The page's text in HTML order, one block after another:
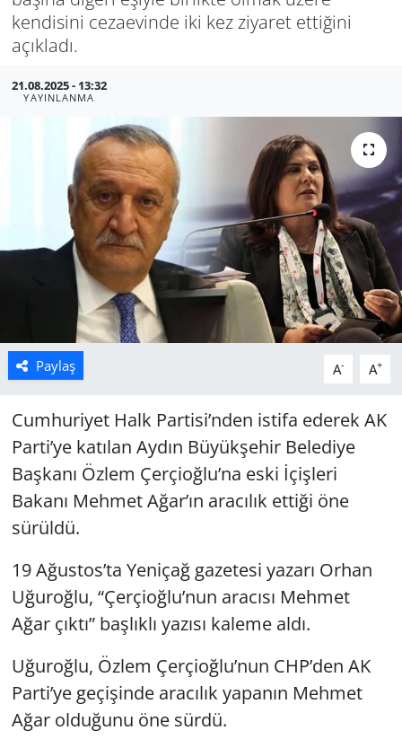
kendisini cezaevinde iki kez ziyaret ettiğini
açıkladı.
21.08.2025 - 13:32
YAYINLANMA
Paylaş A- A+
Cumhuriyet Halk Partisi’nden istifa ederek AK
Parti’ye katılan Aydın Büyükşehir Belediye
Başkanı Özlem Çerçioğlu’na eski İçişleri
Bakanı Mehmet Ağar’ın aracılık ettiği öne
sürüldü.
19 Ağustos’ta Yeniçağ gazetesi yazarı Orhan
Uğuroğlu, “Çerçioğlu’nun aracısı Mehmet
Ağar çıktı” başlıklı yazısı kaleme aldı.
Uğuroğlu, Özlem Çerçioğlu’nun CHP’den AK
Parti’ye geçişinde aracılık yapanın Mehmet
Ağar olduğunu öne sürdü.
Muğla
Politika
Uşak